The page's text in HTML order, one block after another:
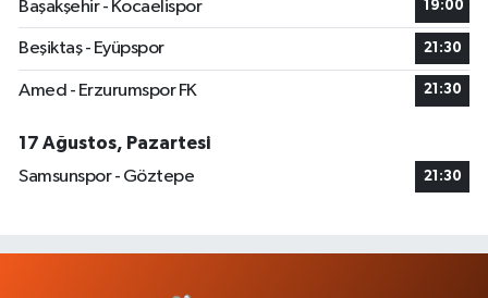
Başakşehir - Kocaelispor
19:00
Beşiktaş - Eyüpspor 21:30
Amed - Erzurumspor FK 21:30
17 Ağustos, Pazartesi
Samsunspor - Göztepe
21:30